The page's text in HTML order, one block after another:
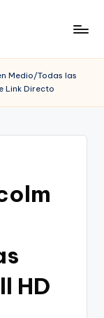
Medio/Todas las
Link Directo
HD